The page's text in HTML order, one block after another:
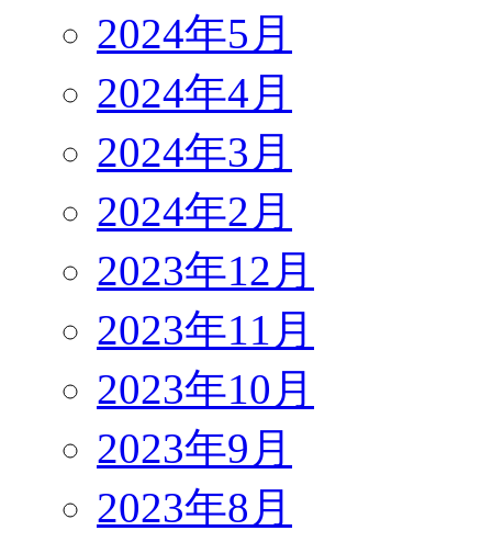
2024年5月
2024年4月
2024年3月
2024年2月
2023年12月
2023年11月
2023年10月
2023年9月
2023年8月